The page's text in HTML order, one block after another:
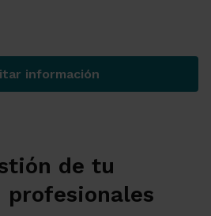
información
Gestión Discrecional de
de tu
profesionales